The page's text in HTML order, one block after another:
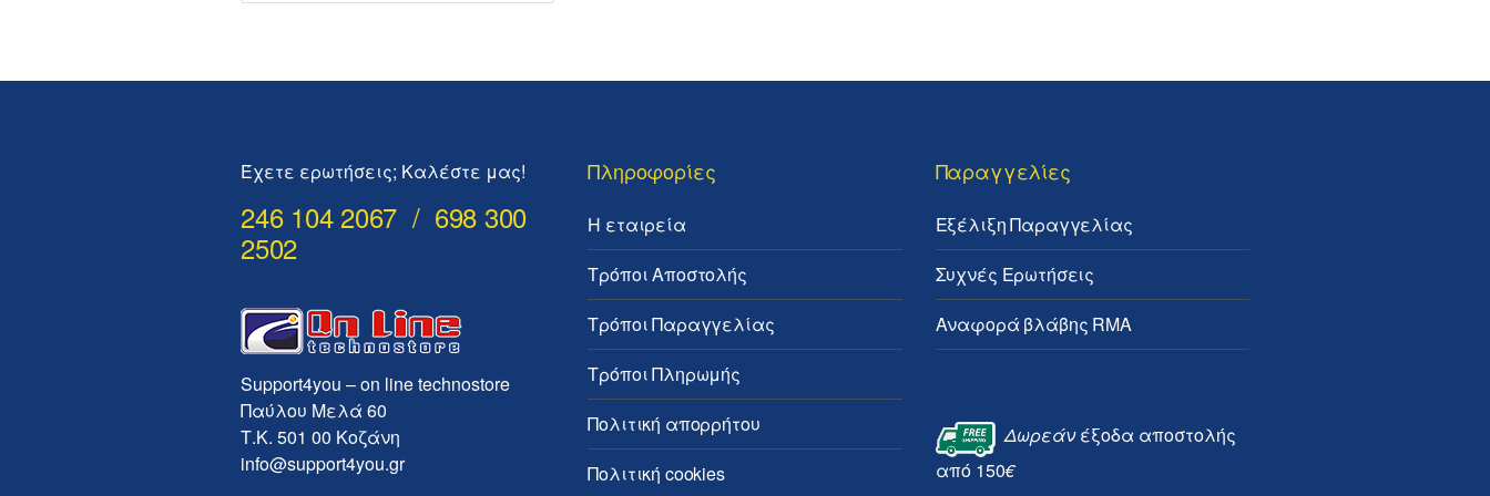
Έχετε ερωτήσεις; Καλέστε μας!
246 104 2067 / 698 300
2502
Support4you – on line technostore
Παύλου Μελά 60
Τ.Κ. 501 00 Κοζάνη
info@support4you.gr
Πληροφορίες
Η εταιρεία
Τρόποι Αποστολής
Τρόποι Παραγγελίας
Τρόποι Πληρωμής
Πολιτική απορρήτου
Πολιτική cookies
Παραγγελίες
Εξέλιξη Παραγγελίας
Συχνές Ερωτήσεις
Αναφορά βλάβης RMA
Δωρεάνέξοδα αποστολής
από 150€